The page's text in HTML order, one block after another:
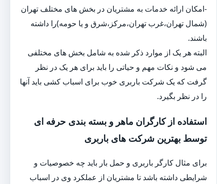
-امکان ارائه خدمات به مشتریان در بخش های مختلف تهران
(شمال تهران،غرب تهران،مرکز،شرق و یا حومه)را داشته
باشند.
البته هر یک از موارد ذکر شده به شامل بخش های مختلفی
می شود و نکات مهم و حیاتی را باید برای هر یک در نظر
گرفت که یک شرکت باربری خوب برای اسباب کشی باید آنها
را در نظر بگیرد.
استفاده از کارگران ماهر و بسته بندی حرفه ای
توسط بهترین شرکت های باربری
برای مثال کارگر باربری و حمل بار باید چه خصوصیات و
شرایطی داشته باشد تا مشتریان از عملکرد وی در اسباب